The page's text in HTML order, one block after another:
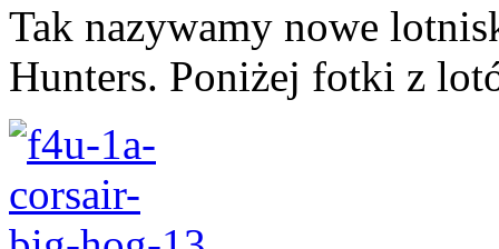
Tak nazywamy nowe
Hunters. Poniżej fotki z